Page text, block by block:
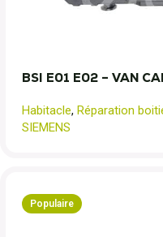
BSI E01 E02 – VAN
Habitacle, Réparation
SIEMENS
Populaire